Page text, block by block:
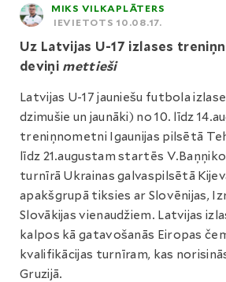
MIKS VILKAPLĀTERS
IEVIETOTS 10.08.17.
Uz Latvijas U-17 izlases
deviņi mettieši
Latvijas U-17 jauniešu futbola
dzimušie un jaunāki) no 10. līdz
treniņnometni Igaunijas pilsētā
līdz 21.augustam startēs
turnīrā Ukrainas galvaspilsētā
apakšgrupā tiksies ar Slovēnijas,
Slovākijas vienaudžiem. Latvijas
kalpos kā gatavošanās Eiropas
kvalifikācijas turnīram, kas
Gruzijā.